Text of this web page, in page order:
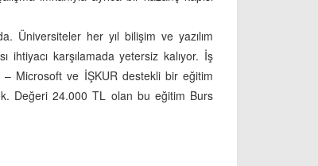
Üniversiteler her yıl bilişim ve yazılım
karşılamada yetersiz kalıyor. İş
– Microsoft ve İŞKUR destekli bir eğitim
Değeri 24.000 TL olan bu eğitim Burs